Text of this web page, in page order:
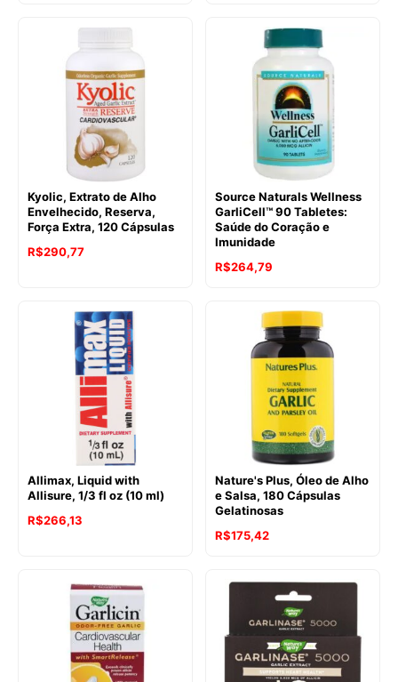
Kyolic, Extrato de Alho
Envelhecido, Reserva,
Força Extra, 120 Cápsulas
R$290,77
Source Naturals Wellness
GarliCell™ 90 Tabletes:
Saúde do Coração e
Imunidade
R$264,79
Allimax, Liquid with
Allisure, 1/3 fl oz (10 ml)
R$266,13
Nature's Plus, Óleo de Alho
e Salsa, 180 Cápsulas
Gelatinosas
R$175,42